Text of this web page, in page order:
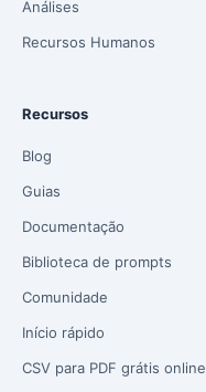
Análises
Recursos Humanos
Recursos
Blog
Guias
Documentação
Biblioteca de prompts
Comunidade
Início rápido
CSV para PDF grátis online